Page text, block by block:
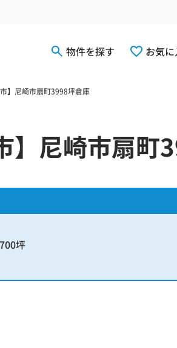
物件を探す お気に
】尼崎市扇町3998坪倉庫
】尼崎市扇町
坪